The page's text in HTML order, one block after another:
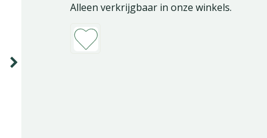
Alleen verkrijgbaar in onze winkels.